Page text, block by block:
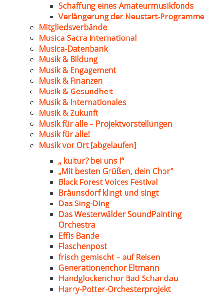
Schaffung eines Amateurmusikfonds
Verlängerung der Neustart-Programme
Mitgliedsverbände
Musica Sacra International
Musica-Datenbank
Musik & Bildung
Musik & Engagement
Musik & Finanzen
Musik & Gesundheit
Musik & Internationales
Musik & Zukunft
Musik für alle – Projektvorstellungen
Musik für alle!
Musik vor Ort [abgelaufen]
„ kultur? bei uns !“
„Mit besten Grüßen, dein Chor“
Black Forest Voices Festival
Bräunsdorf klingt und singt
Das Sing-Ding
Das Westerwälder SoundPainting
Orchestra
Effis Bande
Flaschenpost
frisch gemischt – auf Reisen
Generationenchor Eltmann
Handglockenchor Bad Schandau
Harry-Potter-Orchesterprojekt